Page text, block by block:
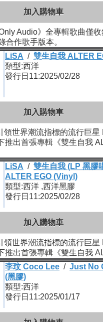
加入購物車
Audio》全專輯歌曲僅
合作歌手版本。
LiSA / 雙生自我 ALTER
類型:西洋
發行日11:2025/02/28
加入購物車
領世界潮流指標的流行巨星
推出首張專輯《雙生自我
LiSA / 雙生自我 (LP 黑膠
ALTER EGO (Vinyl)
類型:西洋 ,西洋黑膠
發行日11:2025/02/28
加入購物車
領世界潮流指標的流行巨星
推出首張專輯《雙生自我
李玟 Coco Lee / Just No
(黑膠)
類型:西洋
發行日11:2025/01/17